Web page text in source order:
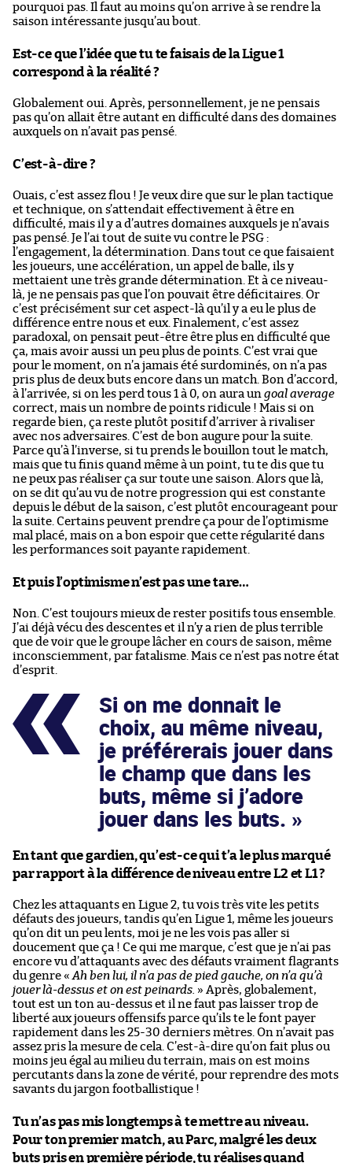
pourquoi pas. Il faut au moins qu’on arrive à se rendre la
saison intéressante jusqu’au bout.
Est-ce que l’idée que tu te faisais de la Ligue 1
correspond à la réalité ?
Globalement oui. Après, personnellement, je ne pensais
pas qu’on allait être autant en difficulté dans des domaines
auxquels on n’avait pas pensé.
C’est-à-dire ?
Ouais, c’est assez flou ! Je veux dire que sur le plan tactique
et technique, on s’attendait effectivement à être en
difficulté, mais il y a d’autres domaines auxquels je n’avais
pas pensé. Je l’ai tout de suite vu contre le PSG :
l’engagement, la détermination. Dans tout ce que faisaient
les joueurs, une accélération, un appel de balle, ils y
mettaient une très grande détermination. Et à ce niveau-
là, je ne pensais pas que l’on pouvait être déficitaires. Or
c’est précisément sur cet aspect-là qu’il y a eu le plus de
différence entre nous et eux. Finalement, c’est assez
paradoxal, on pensait peut-être être plus en difficulté que
ça, mais avoir aussi un peu plus de points. C’est vrai que
pour le moment, on n’a jamais été surdominés, on n’a pas
pris plus de deux buts encore dans un match. Bon d’accord,
à l’arrivée, si on les perd tous 1 à 0, on aura un goal average
correct, mais un nombre de points ridicule ! Mais si on
regarde bien, ça reste plutôt positif d’arriver à rivaliser
avec nos adversaires. C’est de bon augure pour la suite.
Parce qu’à l’inverse, si tu prends le bouillon tout le match,
mais que tu finis quand même à un point, tu te dis que tu
ne peux pas réaliser ça sur toute une saison. Alors que là,
on se dit qu’au vu de notre progression qui est constante
depuis le début de la saison, c’est plutôt encourageant pour
la suite. Certains peuvent prendre ça pour de l’optimisme
mal placé, mais on a bon espoir que cette régularité dans
les performances soit payante rapidement.
Et puis l’optimisme n’est pas une tare…
Non. C’est toujours mieux de rester positifs tous ensemble.
J’ai déjà vécu des descentes et il n’y a rien de plus terrible
que de voir que le groupe lâcher en cours de saison, même
inconsciemment, par fatalisme. Mais ce n’est pas notre état
d’esprit.
Si on me donnait le
choix, au même niveau,
je préférerais jouer dans
le champ que dans les
buts, même si j’adore
jouer dans les buts.
En tant que gardien, qu’est-ce qui t’a le plus marqué
par rapport à la différence de niveau entre L2 et L1 ?
Chez les attaquants en Ligue 2, tu vois très vite les petits
défauts des joueurs, tandis qu’en Ligue 1, même les joueurs
qu’on dit un peu lents, moi je ne les vois pas aller si
doucement que ça ! Ce qui me marque, c’est que je n’ai pas
encore vu d’attaquants avec des défauts vraiment flagrants
du genre « Ah ben lui, il n’a pas de pied gauche, on n’a qu’à
jouer là-dessus et on est peinards. » Après, globalement,
tout est un ton au-dessus et il ne faut pas laisser trop de
liberté aux joueurs offensifs parce qu’ils te le font payer
rapidement dans les 25-30 derniers mètres. On n’avait pas
assez pris la mesure de cela. C’est-à-dire qu’on fait plus ou
moins jeu égal au milieu du terrain, mais on est moins
percutants dans la zone de vérité, pour reprendre des mots
savants du jargon footballistique !
Tu n’as pas mis longtemps à te mettre au niveau.
Pour ton premier match, au Parc, malgré les deux
buts pris en première période, tu réalises quand